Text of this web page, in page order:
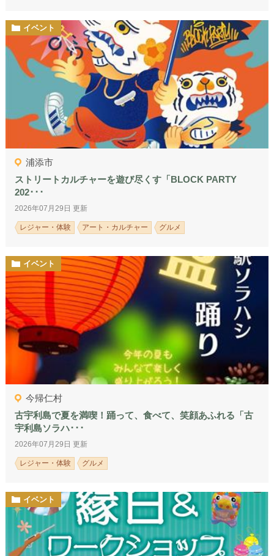
イベント
浦添市
ストリートカルチャーを遊び尽くす「BLOCK PARTY
202･･･
2026年07月29日 更新
レジャー・体験 アート・カルチャー グルメ
イベント
今帰仁村
古宇利島で夏を満喫！踊って、食べて、笑顔あふれる「古
宇利島ソラハ･･･
2026年07月29日 更新
レジャー・体験 グルメ
イベント